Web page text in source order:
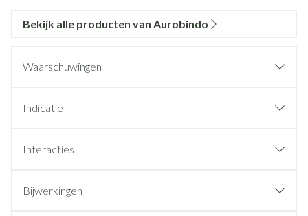
Bekijk alle producten van Aurobindo
Waarschuwingen
Indicatie
Interacties
Bijwerkingen